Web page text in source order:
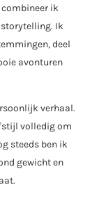
combineer ik
Ik
deel
avonturen
verhaal.
volledig om
steeds ben ik
gewicht en